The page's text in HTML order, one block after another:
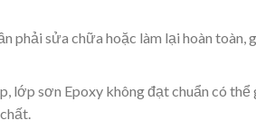
phải sửa chữa hoặc làm lại hoàn toàn,
lớp sơn Epoxy không đạt chuẩn có thể